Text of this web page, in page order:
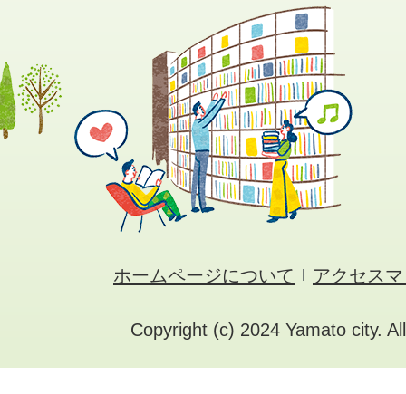
ホームページについて アクセス
Copyright (c) 2024 Yamato city.